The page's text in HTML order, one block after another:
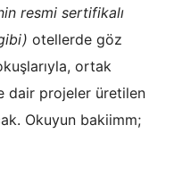
resmi sertifikalı
otellerde göz
ortak
dair projeler üretilen
Okuyun bakiimm;